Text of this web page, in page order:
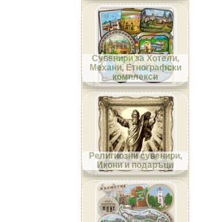
Област Враца
Област Габрово
Сувенири за Хотели,
Механи, Етнографски
комплекси
Религиозни сувенири,
Икони и подаръци